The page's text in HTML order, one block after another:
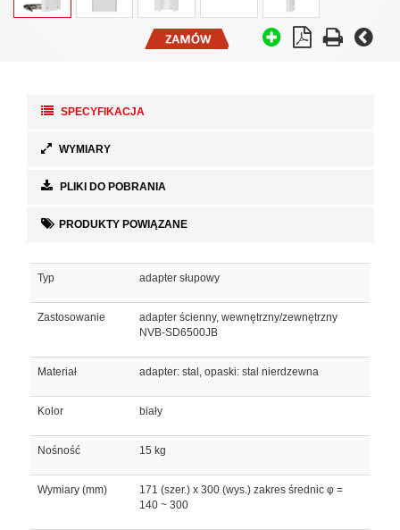
SPECYFIKACJA
WYMIARY
PLIKI DO POBRANIA
PRODUKTY POWIĄZANE
Typ adapter słupowy
Zastosowanie
adapter ścienny, wewnętrzny/zewnętrzny
NVB-SD6500JB
Materiał adapter: stal, opaski: stal nierdzewna
Kolor biały
Nośność 15 kg
Wymiary (mm)
171 (szer.) x 300 (wys.) zakres średnic φ =
140 ~ 300